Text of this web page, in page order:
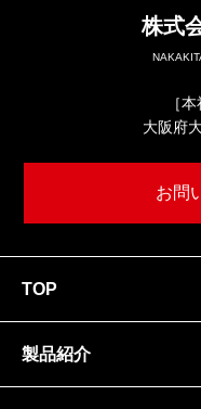
株式
［
大阪府
お問
TOP
製品紹介